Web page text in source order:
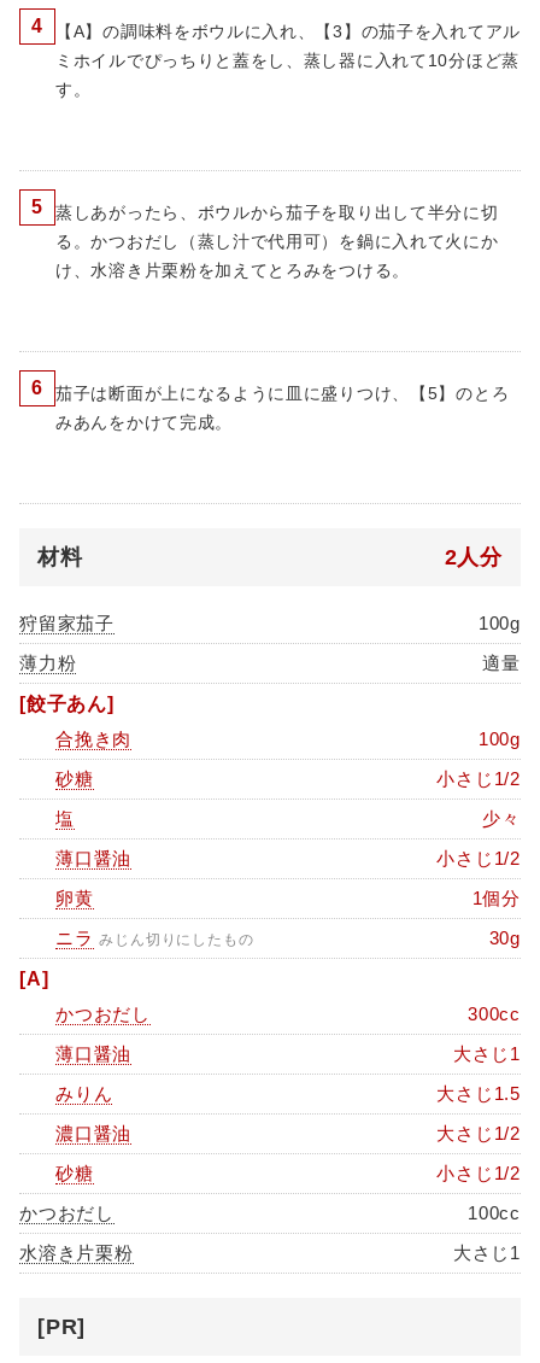
4
【A】の調味料をボウルに入れ、【3】の茄子を入れてアル
ミホイルでぴっちりと蓋をし、蒸し器に入れて10分ほど蒸
す。
5
蒸しあがったら、ボウルから茄子を取り出して半分に切
る。かつおだし（蒸し汁で代用可）を鍋に入れて火にか
け、水溶き片栗粉を加えてとろみをつける。
6
茄子は断面が上になるように皿に盛りつけ、【5】のとろ
みあんをかけて完成。
材料 2人分
狩留家茄子
100g
薄力粉
適量
[餃子あん]
合挽き肉
100g
砂糖
小さじ1/2
塩
少々
薄口醤油
小さじ1/2
卵黄
1個分
ニラ みじん切りにしたもの
30g
[A]
かつおだし
300cc
薄口醤油
大さじ1
みりん
大さじ1.5
濃口醤油
大さじ1/2
砂糖
小さじ1/2
かつおだし
100cc
水溶き片栗粉
大さじ1
[PR]